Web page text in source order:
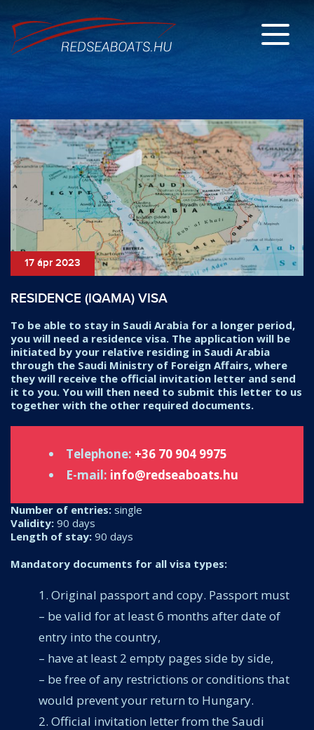
17 ápr 2023
RESIDENCE (IQAMA) VISA
To be able to stay in Saudi Arabia for a longer period,
you will need a residence visa. The application will be
initiated by your relative residing in Saudi Arabia
through the Saudi Ministry of Foreign Affairs, where
they will receive the official invitation letter and send
it to you. You will then need to submit this letter to us
together with the other required documents.
Telephone: +36 70 904 9975
E-mail: info@redseaboats.hu
Number of entries: single
Validity: 90 days
Length of stay: 90 days
Mandatory documents for all visa types:
Original passport and copy. Passport must
– be valid for at least 6 months after date of
entry into the country,
– have at least 2 empty pages side by side,
– be free of any restrictions or conditions that
would prevent your return to Hungary.
Official invitation letter from the Saudi